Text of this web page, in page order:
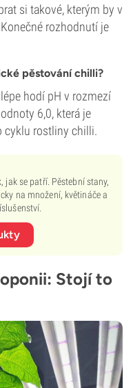
si takové, kterým by v
rozhodnutí je
pěstování chilli?
hodí pH v rozmezí
6,0, která je
cyklu rostliny chilli.
jak se patří. Pěstební stany,
na množení, květináče a
Stojí to